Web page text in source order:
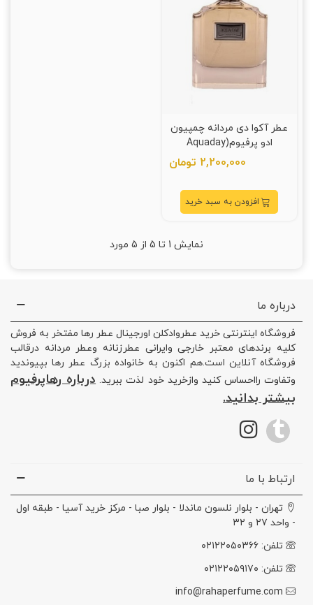
عطر آکوا دی مردانه چمپیون
ادو پرفيوم(Aquaday
Champion)
2,200,000 تومان
افزودن به سبد خرید
نمایش 1 تا 5 از 5 مورد
درباره ما
فروشگاه اینترنتی خرید عطروادکلن اورجینال عطر رها مفتخر به فروش
کلیه برندهای معتبر خارجی وایرانی عطرزنانه وعطر مردانه درقالب
فروشگاه آنلاین است.هم اکنون به خانواده بزرگ عطر رها بپیوندید
وتفاوت رااحساس کنید وازخرید خود لذت ببرید. درباره رهاپرفیوم
بیشتر بدانید.
ارتباط با ما
تهران - بلوار نلسون ماندلا - بلوار صبا - مرکز خرید آسیا - طبقه اول
- واحد ۲۷ و ۳۲
تلفن: ۰۲۱۲۲۰۵۰۳۶۶
تلفن: ۰۲۱۲۲۰۵۹۱۷۰
info@rahaperfume.com